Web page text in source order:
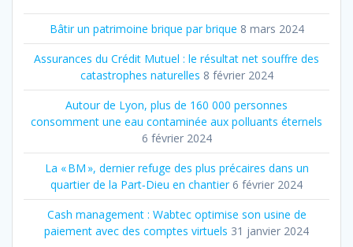
Bâtir un patrimoine brique par brique 8 mars 2024
Assurances du Crédit Mutuel : le résultat net souffre des
catastrophes naturelles 8 février 2024
Autour de Lyon, plus de 160 000 personnes
consomment une eau contaminée aux polluants éternels
6 février 2024
La « BM », dernier refuge des plus précaires dans un
quartier de la Part‐Dieu en chantier 6 février 2024
Cash management : Wabtec optimise son usine de
paiement avec des comptes virtuels 31 janvier 2024